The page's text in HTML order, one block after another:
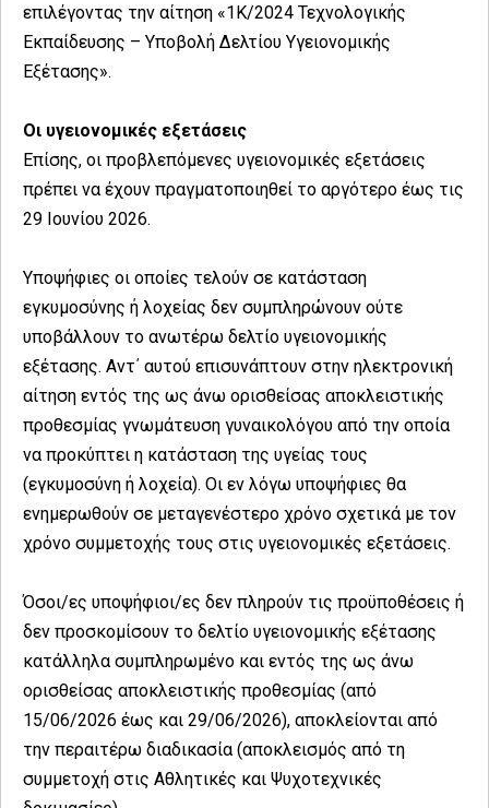
επιλέγοντας την αίτηση «1Κ/2024 Τεχνολογικής
Εκπαίδευσης – Υποβολή Δελτίου Υγειονομικής
Εξέτασης».
Οι υγειονομικές εξετάσεις
Επίσης, οι προβλεπόμενες υγειονομικές εξετάσεις
πρέπει να έχουν πραγματοποιηθεί το αργότερο έως τις
29 Ιουνίου 2026.
Υποψήφιες οι οποίες τελούν σε κατάσταση
εγκυμοσύνης ή λοχείας δεν συμπληρώνουν ούτε
υποβάλλουν το ανωτέρω δελτίο υγειονομικής
εξέτασης. Αντ΄ αυτού επισυνάπτουν στην ηλεκτρονική
αίτηση εντός της ως άνω ορισθείσας αποκλειστικής
προθεσμίας γνωμάτευση γυναικολόγου από την οποία
να προκύπτει η κατάσταση της υγείας τους
(εγκυμοσύνη ή λοχεία). Οι εν λόγω υποψήφιες θα
ενημερωθούν σε μεταγενέστερο χρόνο σχετικά με τον
χρόνο συμμετοχής τους στις υγειονομικές εξετάσεις.
Όσοι/ες υποψήφιοι/ες δεν πληρούν τις προϋποθέσεις ή
δεν προσκομίσουν το δελτίο υγειονομικής εξέτασης
κατάλληλα συμπληρωμένο και εντός της ως άνω
ορισθείσας αποκλειστικής προθεσμίας (από
15/06/2026 έως και 29/06/2026), αποκλείονται από
την περαιτέρω διαδικασία (αποκλεισμός από τη
συμμετοχή στις Αθλητικές και Ψυχοτεχνικές